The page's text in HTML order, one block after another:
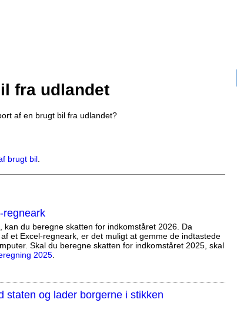
fra udlandet
af en brugt bil fra udlandet?
brugt bil.
regneark
, kan du beregne skatten for indkomståret 2026. Da
et Excel-regneark, er det muligt at gemme de indtastede
Skal du beregne skatten for indkomståret 2025, skal
2025.
staten og lader borgerne i stikken